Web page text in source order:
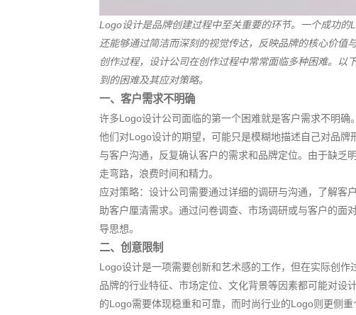
Logo设计是品牌创建过程中至关重要的环节。一个成功的
还能够通过简洁而深刻的视觉传达，反映品牌的核心价值
创作过程，设计公司在创作过程中常常面临多种困难。以
到的困难及其应对策略。
一、客户需求不明确
许多Logo设计公司面临的第一个困难就是客户需求不明
他们对Logo设计的期望，可能只是模糊地描述自己对品牌
与客户沟通，反复确认客户的需求和品牌定位。由于缺乏
走弯路，浪费时间和精力。
应对策略：设计公司需要通过详细的调研与沟通，了解客
助客户厘清需求。通过问卷调查、市场调研或与客户的面
导思想。
二、创意限制
Logo设计是一项需要创新和艺术感的工作，但在实际创作
品牌的行业特征、市场定位、文化背景等因素都可能对设
的Logo需要体现稳重和可靠，而时尚行业的Logo则更侧